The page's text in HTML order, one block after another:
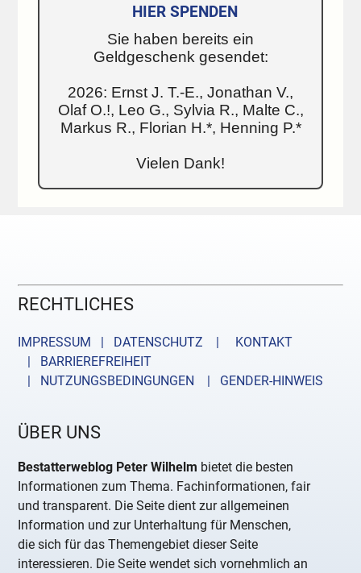
HIER SPENDEN
Sie haben bereits ein
Geldgeschenk gesendet:
2026: Ernst J. T.-E., Jonathan V.,
Olaf O.!, Leo G., Sylvia R., Malte C.,
Markus R., Florian H.*, Henning P.*
Vielen Dank!
RECHTLICHES
IMPRESSUM | DATENSCHUTZ |
KONTAKT
| BARRIEREFREIHEIT
| NUTZUNGSBEDINGUNGEN
| GENDER-HINWEIS
ÜBER UNS
Bestatterweblog Peter Wilhelm bietet die besten
Informationen zum Thema. Fachinformationen, fair
und transparent. Die Seite dient zur allgemeinen
Information und zur Unterhaltung für Menschen,
die sich für das Themengebiet dieser Seite
interessieren. Die Seite wendet sich vornehmlich an